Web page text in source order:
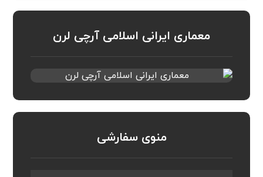
معماری ایرانی اسلامی آرچی لرن
منوی سفارشی